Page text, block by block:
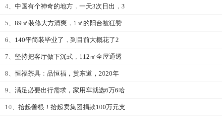
4、 中国有个神奇的地方，一天3次日出，3
5、 89㎡装修大方清爽，1㎡的阳台被狂赞
6、 140平简装毕业了，到目前大概花了2
7、 坚持把客厅做下沉式，112㎡全屋通透
8、恒福茶具：品恒福，赏东道，2020年
9、 满足必要出行需求，家用车就选6万6哈
10、 拾起善根！拾起卖集团捐款100万元支